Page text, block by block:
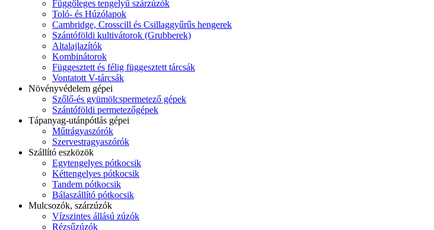
Függőleges tengelyű szárzúzók
Toló- és Húzólapok
Cambridge, Crosscill és Csillaggyűrűs hengerek
Szántóföldi kultivátorok (Grubberek)
Altalajlazítók
Kombinátorok
Függesztett és félig függesztett tárcsák
Vontatott V-tárcsák
Növényvédelem gépei
Szőlő-és gyümölcspermetező gépek
Szántóföldi permetezőgépek
Tápanyag-utánpótlás gépei
Műtrágyaszórók
Szervestragyaszórók
Szállító eszközök
Egytengelyes pótkocsik
Kéttengelyes pótkocsik
Tandem pótkocsik
Bálaszállító pótkocsik
Mulcsozók, szárzúzók
Vízszintes állású zúzók
Rézsűzúzók